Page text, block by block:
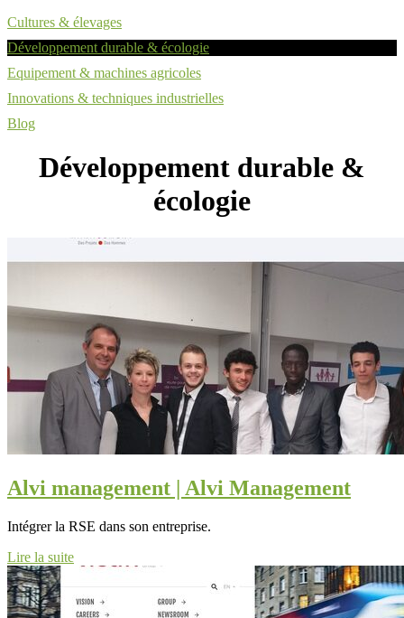
Cultures & élevages
Développement durable & écologie
Equipement & machines agricoles
Innovations & techniques industrielles
Blog
Développement durable &
écologie
Alvi management | Alvi Management
Intégrer la RSE dans son entreprise.
Lire la suite